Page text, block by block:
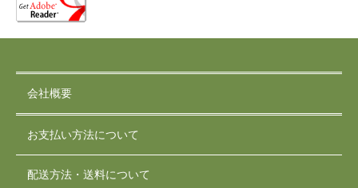
会社概要
お支払い方法について
配送方法・送料について